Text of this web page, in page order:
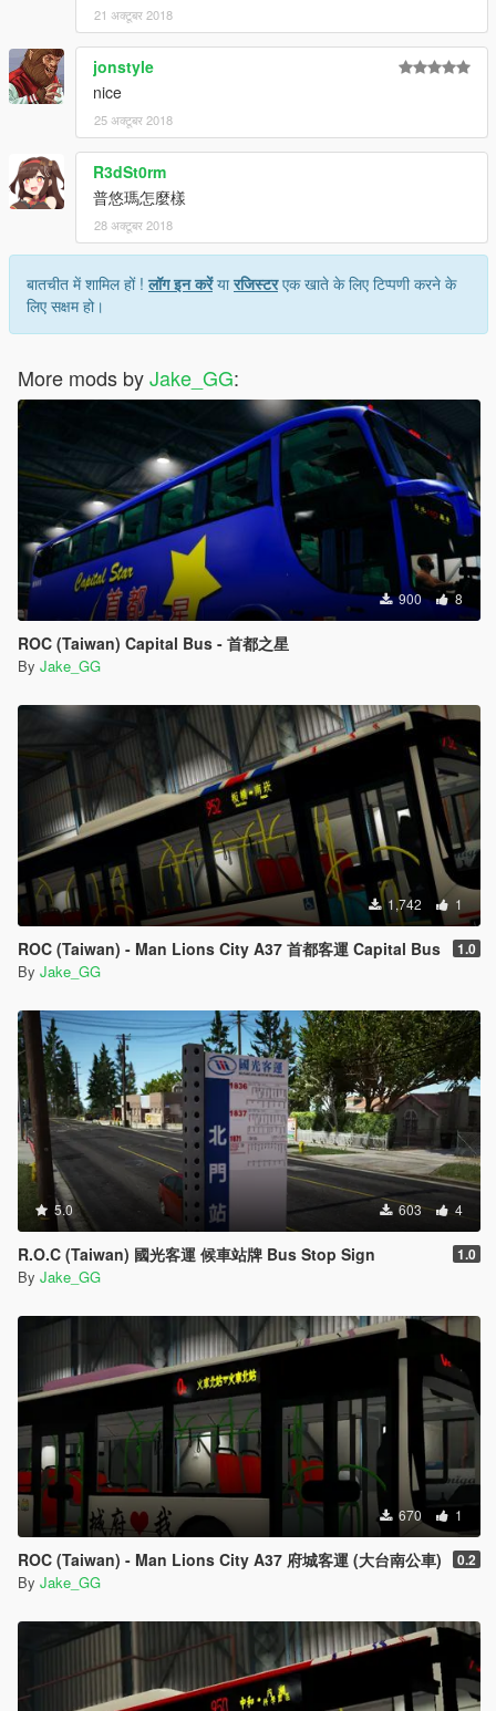
21 अक्टूबर 2018
jonstyle
nice
25 अक्टूबर 2018
R3dSt0rm
普悠瑪怎麼樣
28 अक्टूबर 2018
बातचीत में शामिल हों !लॉग इन करेंयारजिस्टरएक खाते के लिए टिप्पणी करने के
लिए सक्षम हो।
More mods byJake_GG:
900 8
ROC (Taiwan) Capital Bus - 首都之星
By Jake_GG
1,742 1
ROC (Taiwan) - Man Lions City A37 首都客運 Capital Bus 1.0
By Jake_GG
5.0 603 4
R.O.C (Taiwan) 國光客運 候車站牌 Bus Stop Sign 1.0
By Jake_GG
670 1
ROC (Taiwan) - Man Lions City A37 府城客運 (大台南公車) 0.2
By Jake_GG